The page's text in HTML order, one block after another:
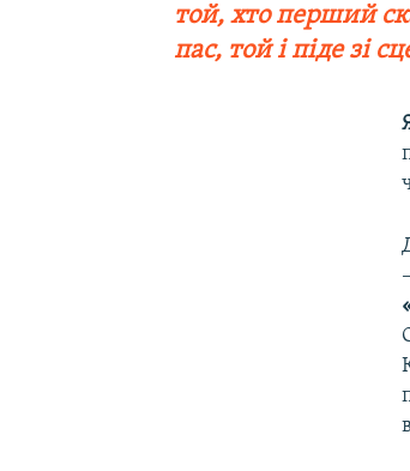
той, хто перший
пас, той і піде зі